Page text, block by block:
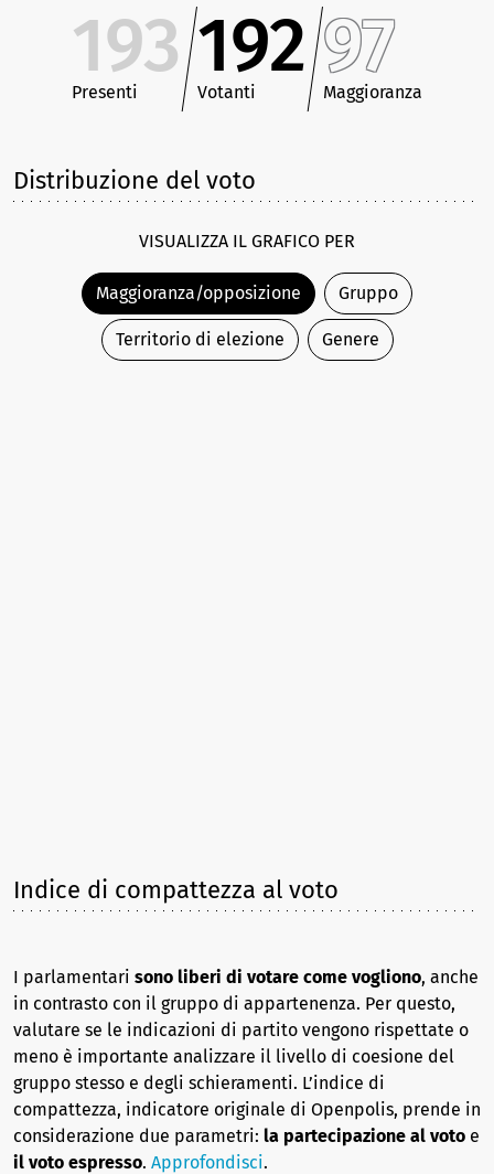
193
Presenti
192
Votanti
97
Maggioranza
Distribuzione del voto
VISUALIZZA IL GRAFICO PER
Maggioranza/opposizione Gruppo
Territorio di elezione Genere
Indice di compattezza al voto
I parlamentari sono liberi di votare come vogliono, anche
in contrasto con il gruppo di appartenenza. Per questo,
valutare se le indicazioni di partito vengono rispettate o
meno è importante analizzare il livello di coesione del
gruppo stesso e degli schieramenti. L’indice di
compattezza, indicatore originale di Openpolis, prende in
considerazione due parametri: la partecipazione al voto e
il voto espresso. Approfondisci.